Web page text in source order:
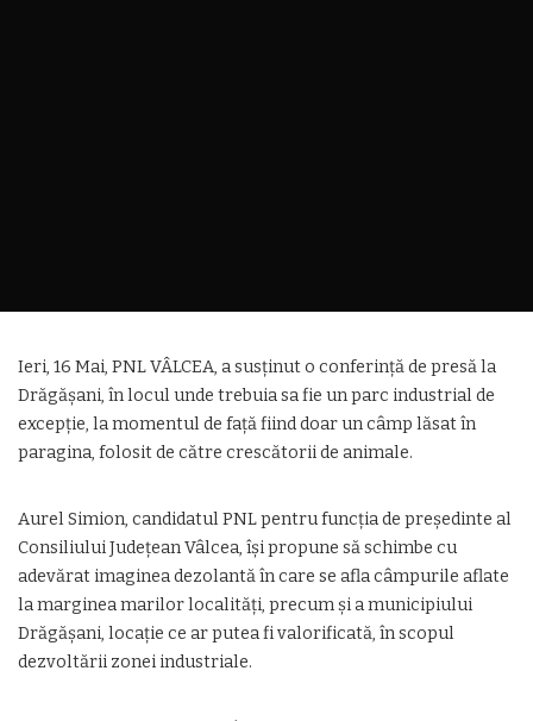
Ieri, 16 Mai, PNL VÂLCEA, a susținut o conferință de presă la
Drăgășani, în locul unde trebuia sa fie un parc industrial de
excepție, la momentul de față fiind doar un câmp lăsat în
paragina, folosit de către crescătorii de animale.
Aurel Simion, candidatul PNL pentru funcția de președinte al
Consiliului Județean Vâlcea, își propune să schimbe cu
adevărat imaginea dezolantă în care se afla câmpurile aflate
la marginea marilor localități, precum și a municipiului
Drăgășani, locație ce ar putea fi valorificată, în scopul
dezvoltării zonei industriale.